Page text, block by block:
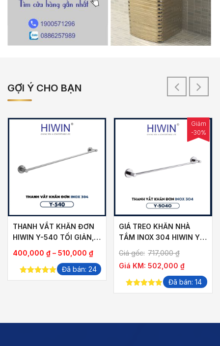
GỢI Ý CHO BẠN
THANH VẮT KHĂN ĐƠN
HIWIN Y-540 TỐI GIẢN,
400,000 ₫ – 510,000 ₫Khoảng
giá:
từ
400,000 ₫
5.00out of
Đã bán: 24
GIÁ TREO KHĂN NHÀ
TẮM INOX 304 HIWIN Y-
5040 (600X70X50MM)
Giá gốc: 717,000₫
Giá KM: 502,000 ₫
Giảm
-30%
4.88out of
Đã bán: 14